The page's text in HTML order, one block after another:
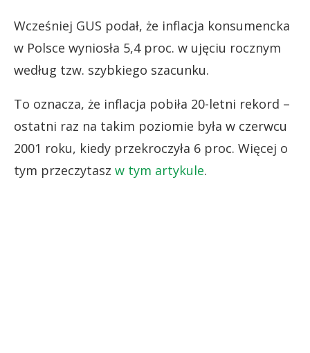
Wcześniej GUS podał, że inflacja konsumencka
w Polsce wyniosła 5,4 proc. w ujęciu rocznym
według tzw. szybkiego szacunku.
To oznacza, że inflacja pobiła 20-letni rekord –
ostatni raz na takim poziomie była w czerwcu
2001 roku, kiedy przekroczyła 6 proc. Więcej o
tym przeczytasz w tym artykule.